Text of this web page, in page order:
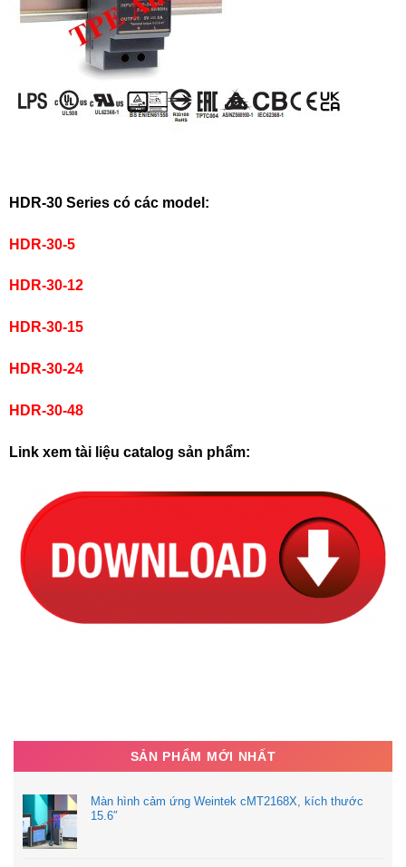
HDR-30 Series có các model:
HDR-30-5
HDR-30-12
HDR-30-15
HDR-30-24
HDR-30-48
Link xem tài liệu catalog sản phẩm:
SẢN PHẨM MỚI NHẤT
Màn hình cảm ứng Weintek cMT2168X, kích thước
15.6″